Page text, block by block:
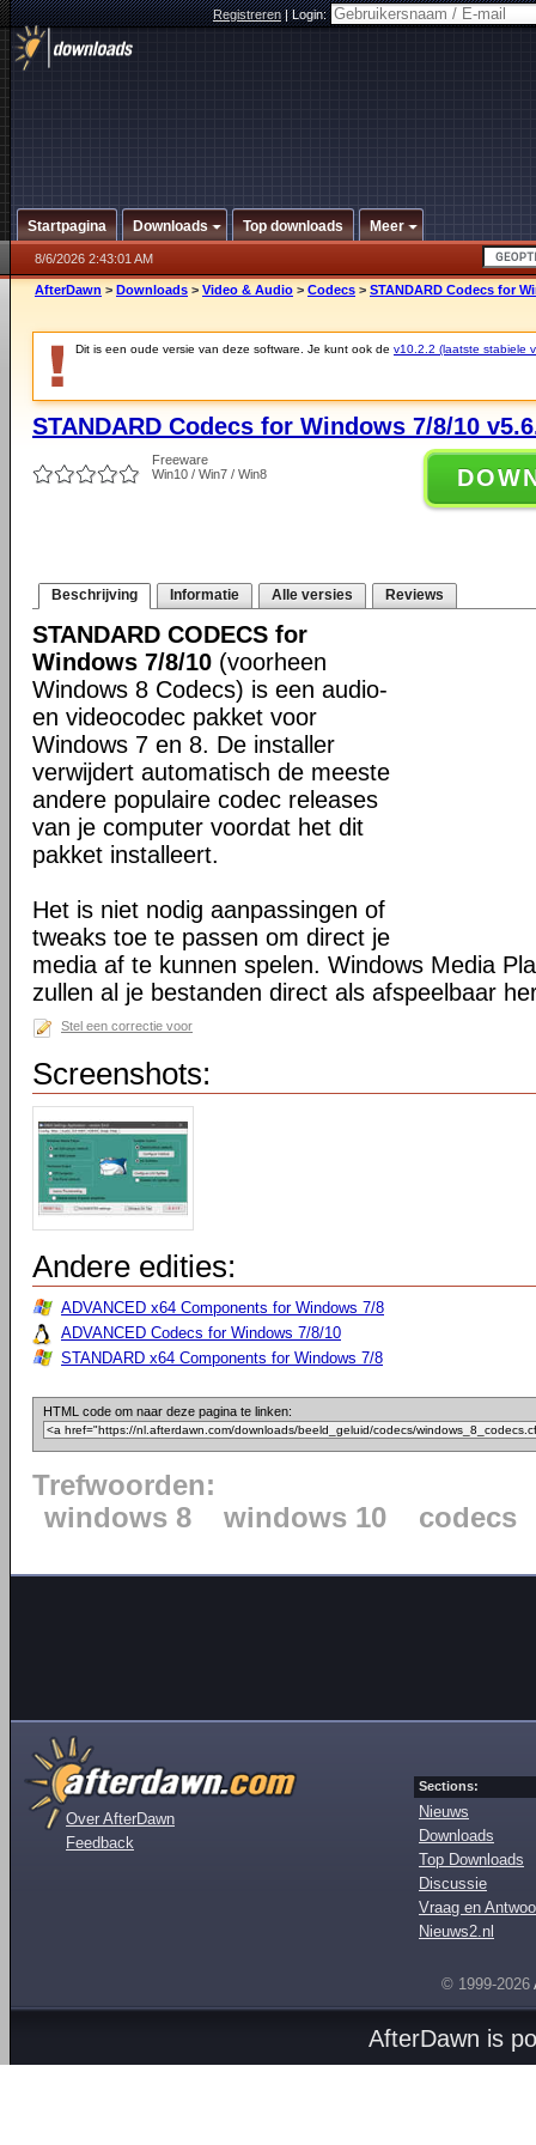
Registreren|Login:
Startpagina Downloads Top downloads Meer
8/6/2026 2:43:01 AM
AfterDawn > Downloads > Video & Audio > Codecs > STANDARD Codecs for
Dit is een oude versie van deze software. Je kunt ook de v10.2.2 (laatste stabiele
STANDARD Codecs for Windows 7/8/10
Freeware
Win10 / Win7 / Win8
Beschrijving Informatie Alle versies Reviews
STANDARD CODECS for
Windows 7/8/10 (voorheen
Windows 8 Codecs) is een audio-
en videocodec pakket voor
Windows 7 en 8. De installer
verwijdert automatisch de meeste
andere populaire codec releases
van je computer voordat het dit
pakket installeert.
Het is niet nodig aanpassingen of
tweaks toe te passen om direct je
media af te kunnen spelen. Windows Media
zullen al je bestanden direct als afspeelbaar
Stel een correctie voor
Screenshots:
Andere edities:
ADVANCED x64 Components for Windows 7/8
ADVANCED Codecs for Windows 7/8/10
STANDARD x64 Components for Windows 7/8
HTML code om naar deze pagina te linken:
Trefwoorden:
windows 8
windows 10 codecs
Over AfterDawn
Feedback
Sections:
Nieuws
Downloads
Top Downloads
Discussie
Vraag en
Nieuws2.nl
© 1999-2026
AfterDawn is